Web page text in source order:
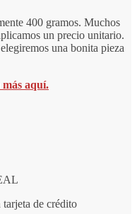
400 gramos. Muchos
un precio unitario.
una bonita pieza
más aquí.